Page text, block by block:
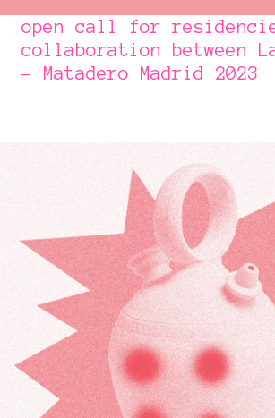
open call for
collaboration between
- Matadero Madrid 2023